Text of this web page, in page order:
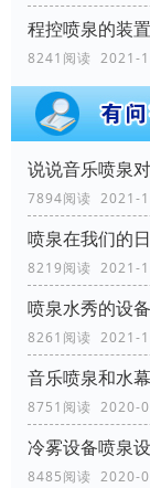
程控喷泉的装置
8241阅读 2021-
说说音乐喷泉
7894阅读 2021-
喷泉在我们的
8219阅读 2021-
喷泉水秀的设
8261阅读 2021-
音乐喷泉和水
8751阅读 2020-
冷雾设备喷泉
8485阅读 2020-